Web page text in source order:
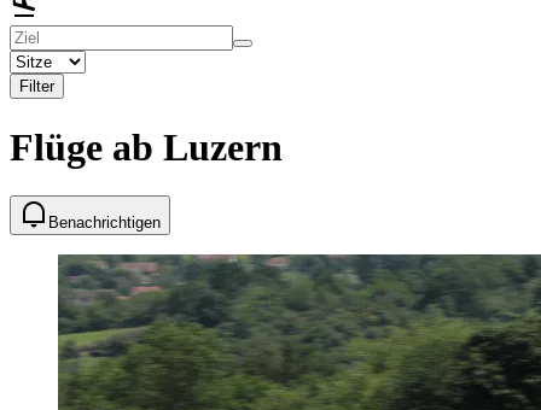
Filter
Flüge ab Luzern
Benachrichtigen